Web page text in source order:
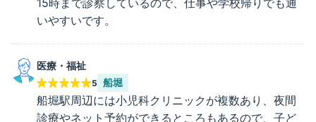
15時まで診察しているので、仕事や学校帰りでも通
いやすいです。
医療・福祉
5 船堀
船堀駅周辺には小児科クリニックが複数あり、夜間
診療やネット予約ができるところもあるので、子ど